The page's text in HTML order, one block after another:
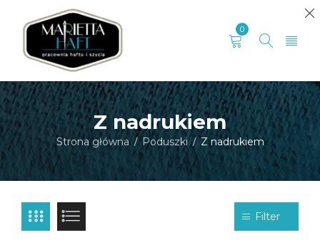
0
Z nadrukiem
Strona główna / Poduszki / Z nadrukiem
Filter